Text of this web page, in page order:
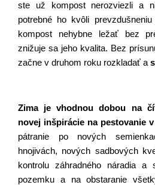
ste už kompost nerozviezli a
potrebné ho kvôli
kompost nehybne ležať bez
znižuje sa jeho kvalita. Bez
začne v druhom roku rozkladať a
Zima je vhodnou dobou na
novej inšpirácie na pestovanie
pátranie po nových
hnojivách, nových sadbových
kontrolu záhradného náradia
pozemku a na obstaranie